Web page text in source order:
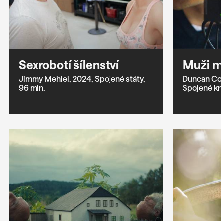
Sexrobotí šílenství
Jimmy Mehiel, 2024, Spojené státy,
96 min.
Muži
Duncan
Spojené